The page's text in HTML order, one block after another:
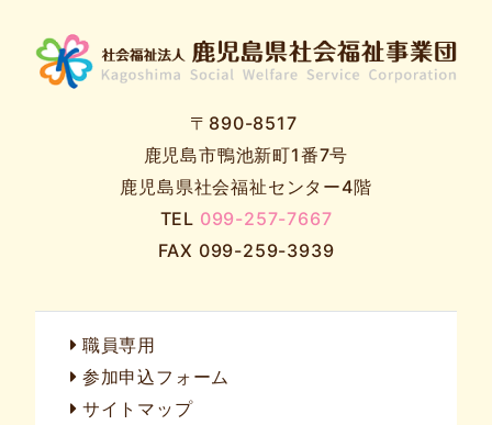
〒890-8517
鹿児島市鴨池新町1番7号
鹿児島県社会福祉センター4階
TEL 099-257-7667
FAX 099-259-3939
職員専用
参加申込フォーム
サイトマップ